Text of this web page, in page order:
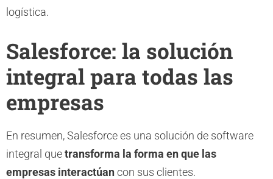
logística.
Salesforce: la solución
integral para todas las
empresas
En resumen, Salesforce es una solución de software
integral quetransforma la forma en que las
empresas interactúancon sus clientes.